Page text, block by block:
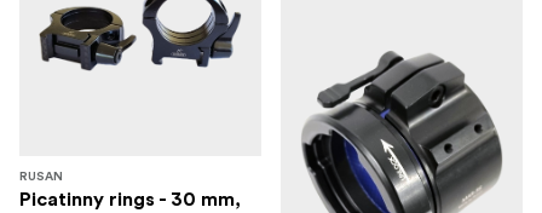
RUSAN
Picatinny rings - 30 mm,